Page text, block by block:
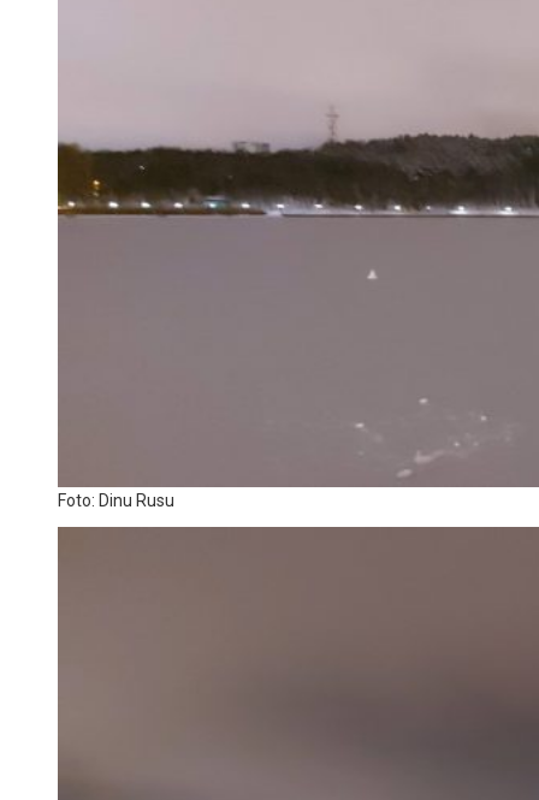
Foto: Dinu Rusu